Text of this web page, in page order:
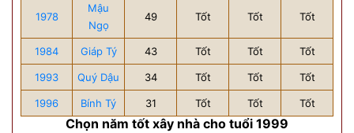
1978
Mậu
Ngọ
49 Tốt Tốt Tốt
1984 Giáp Tý 43 Tốt Tốt Tốt
1993 Quý Dậu 34 Tốt Tốt Tốt
1996 Bính Tý 31 Tốt Tốt Tốt
Chọn năm tốt xây nhà cho tuổi 1999